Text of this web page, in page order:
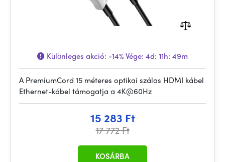
Különleges akció: -14%Vége: 4d: 11h: 49m
A PremiumCord 15 méteres optikai szálas HDMI kábel
Ethernet-kábel támogatja a 4K@60Hz
15 283 Ft
17 772 Ft
KOSÁRBA